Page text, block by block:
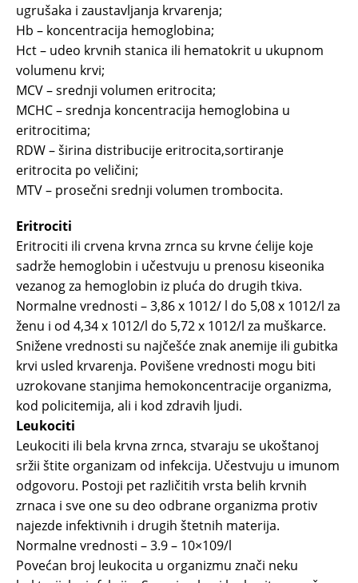
ugrušaka i zaustavljanja krvarenja;
Hb – koncentracija hemoglobina;
Hct – udeo krvnih stanica ili hematokrit u ukupnom
volumenu krvi;
MCV – srednji volumen eritrocita;
MCHC – srednja koncentracija hemoglobina u
eritrocitima;
RDW – širina distribucije eritrocita,sortiranje
eritrocita po veličini;
MTV – prosečni srednji volumen trombocita.
Eritrociti
Eritrociti ili crvena krvna zrnca su krvne ćelije koje
sadrže hemoglobin i učestvuju u prenosu kiseonika
vezanog za hemoglobin iz pluća do drugih tkiva.
Normalne vrednosti – 3,86 x 1012/ l do 5,08 x 1012/l za
ženu i od 4,34 x 1012/l do 5,72 x 1012/l za muškarce.
Snižene vrednosti su najčešće znak anemije ili gubitka
krvi usled krvarenja. Povišene vrednosti mogu biti
uzrokovane stanjima hemokoncentracije organizma,
kod policitemija, ali i kod zdravih ljudi.
Leukociti
Leukociti ili bela krvna zrnca, stvaraju se ukoštanoj
sržii štite organizam od infekcija. Učestvuju u imunom
odgovoru. Postoji pet različitih vrsta belih krvnih
zrnaca i sve one su deo odbrane organizma protiv
najezde infektivnih i drugih štetnih materija.
Normalne vrednosti – 3.9 – 10×109/l
Povećan broj leukocita u organizmu znači neku